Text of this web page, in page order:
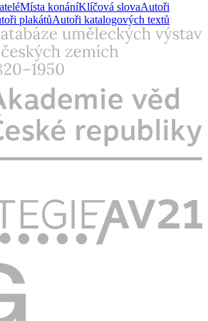
Místa konáníKlíčová slovaAutoři
plakátůAutoři katalogových textů